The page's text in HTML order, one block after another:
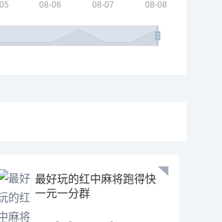
最好玩的红中麻将跑得快
一元一分群